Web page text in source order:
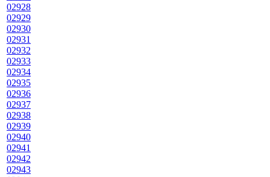
02928
02929
02930
02931
02932
02933
02934
02935
02936
02937
02938
02939
02940
02941
02942
02943